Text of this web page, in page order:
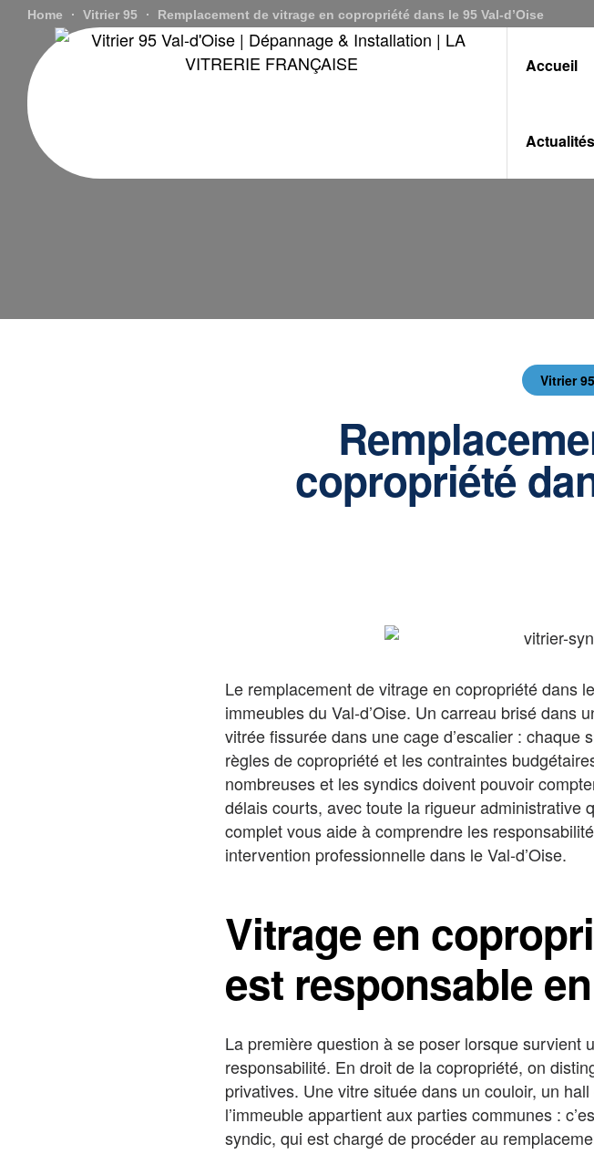
Accueil
Actualités
Home Vitrier 95 Remplacement de vitrage en copropriété dans le 95 Val-d’Oise
Vitrier 95
copropriété
Le remplacement de vitrage en copropriété dans
immeubles du Val-d’Oise. Un carreau brisé dans
vitrée fissurée dans une cage d’escalier :
règles de copropriété et les contraintes
nombreuses et les syndics doivent pouvoir
délais courts, avec toute la rigueur administrative
complet vous aide à comprendre les
intervention professionnelle dans le Val-d’Oise.
Vitrage en
est responsable
La première question à se poser lorsque survient
responsabilité. En droit de la copropriété, on
privatives. Une vitre située dans un couloir, un
l’immeuble appartient aux parties communes :
syndic, qui est chargé de procéder au